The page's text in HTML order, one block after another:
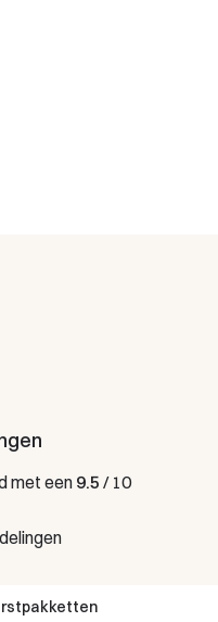
met een 9.5 / 10